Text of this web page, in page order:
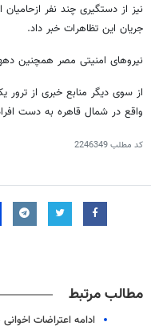
نیز از دستگیری چند نفر
جریان این تظاهرات خبر داد.
نیروهای امنیتی مصر همچنین
از سوی دیگر منابع خبری از ترور
واقع در شمال قاهره به دست
کد مطلب2246349
مطالب مرتبط
ادامه اعتراضات اخوانی ها در مصر /